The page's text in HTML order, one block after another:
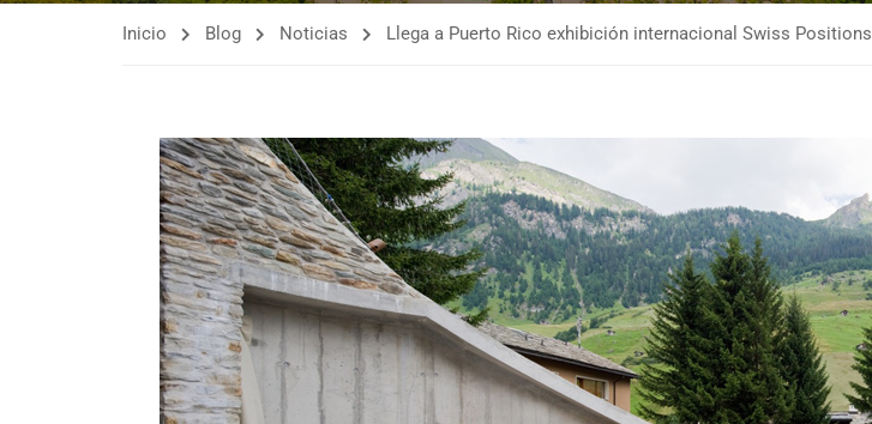
Inicio Blog Noticias Llega a Puerto Rico exhibición internacional Swiss Positions